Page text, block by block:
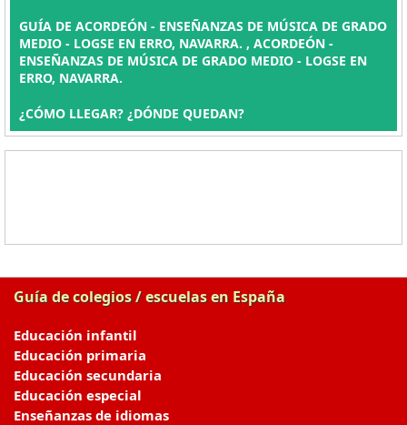
GUÍA DE ACORDEÓN - ENSEÑANZAS DE MÚSICA DE GRADO
MEDIO - LOGSE EN ERRO, NAVARRA. , ACORDEÓN -
ENSEÑANZAS DE MÚSICA DE GRADO MEDIO - LOGSE EN
ERRO, NAVARRA.
¿CÓMO LLEGAR? ¿DÓNDE QUEDAN?
Guía de colegios / escuelas en España
Educación infantil
Educación primaria
Educación secundaria
Educación especial
Enseñanzas de idiomas